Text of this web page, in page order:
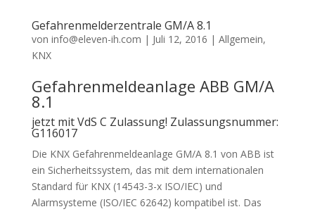
Gefahrenmelderzentrale GM/A 8.1
von info@eleven-ih.com | Juli 12, 2016 | Allgemein,
KNX
Gefahrenmeldeanlage ABB GM/A
8.1
jetzt mit VdS C Zulassung! Zulassungsnummer:
G116017
Die KNX Gefahrenmeldeanlage GM/A 8.1 von ABB ist
ein Sicherheitssystem, das mit dem internationalen
Standard für KNX (14543-3-x ISO/IEC) und
Alarmsysteme (ISO/IEC 62642) kompatibel ist. Das